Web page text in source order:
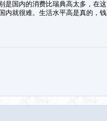
是国内的消费比瑞典高太多，在
内就很难。生活水平高是真的，